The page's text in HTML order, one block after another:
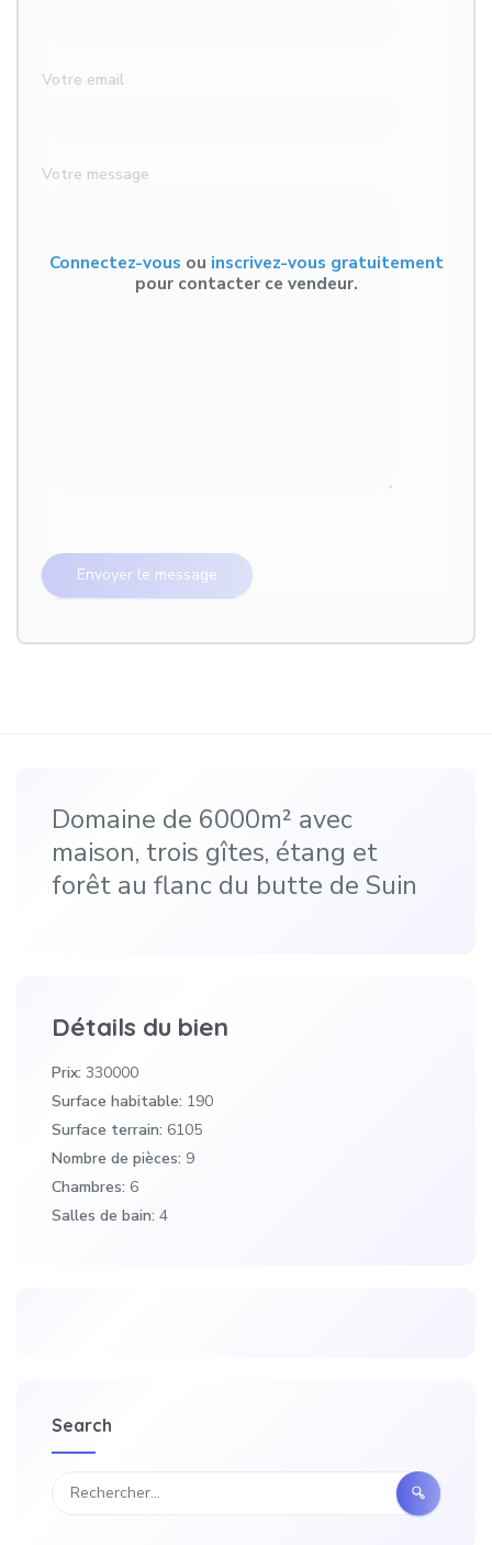
Votre email
Votre message
Connectez-vous ou inscrivez-vous gratuitement
pour contacter ce vendeur.
Domaine de 6000m² avec
maison, trois gîtes, étang et
forêt au flanc du butte de Suin
Détails du bien
Prix: 330000
Surface habitable: 190
Surface terrain: 6105
Nombre de pièces: 9
Chambres: 6
Salles de bain: 4
Search